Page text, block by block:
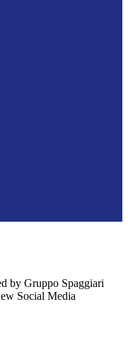
by Gruppo Spaggiari
Social Media